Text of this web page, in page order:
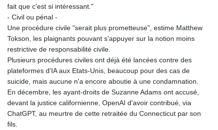
fait que c'est si intéressant."
- Civil ou pénal -
Une procédure civile "serait plus prometteuse", estime Matthew
Tokson, les plaignants pouvant s'appuyer sur la notion moins
restrictive de responsabilité civile.
Plusieurs procédures civiles ont déjà été lancées contre des
plateformes d'IA aux Etats-Unis, beaucoup pour des cas de
suicide, mais aucune n'a encore aboutie à une condamnation.
En décembre, les ayant-droits de Suzanne Adams ont accusé,
devant la justice californienne, OpenAI d'avoir contribué, via
ChatGPT, au meurtre de cette retraitée du Connecticut par son
fils.